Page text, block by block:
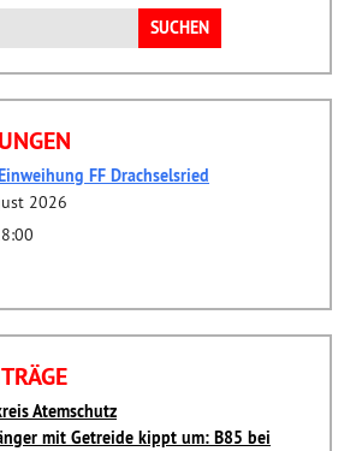
FF Drachselsried
2026
Atemschutz
mit Getreide kippt um: B85 bei